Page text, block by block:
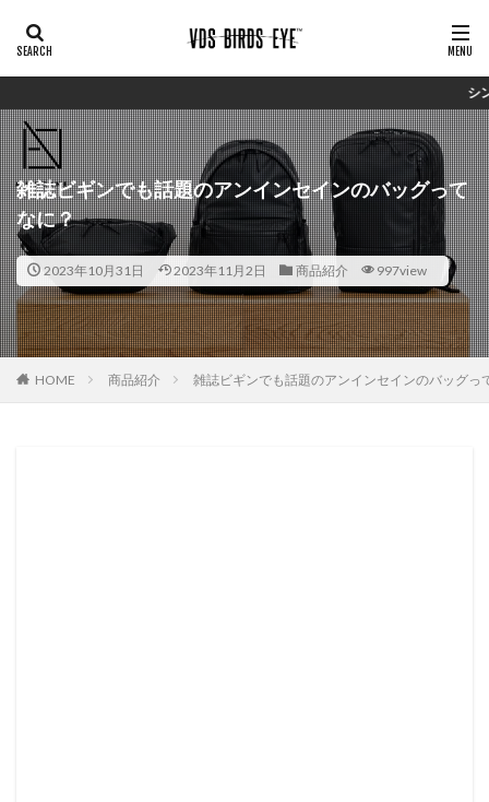
シンプルで安価ながらしっかりとし
雑誌ビギンでも話題のアンインセインのバッグって
なに？
2023年10月31日 2023年11月2日 商品紹介 997view
HOME 商品紹介 雑誌ビギンでも話題のアンインセインのバッグっ